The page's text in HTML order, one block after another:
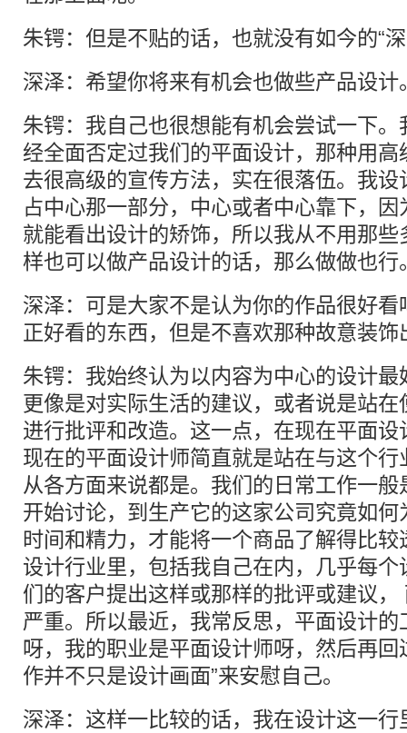
朱锷：但是不贴的话，也就没有如今的“
深泽：希望你将来有机会也做些产品设计
朱锷：我自己也很想能有机会尝试一下
经全面否定过我们的平面设计，那种用
去很高级的宣传方法，实在很落伍。我
占中心那一部分，中心或者中心靠下，
就能看出设计的矫饰，所以我从不用那
样也可以做产品设计的话，那么做做也行
深泽：可是大家不是认为你的作品很好
正好看的东西，但是不喜欢那种故意装
朱锷：我始终认为以内容为中心的设计
更像是对实际生活的建议，或者说是站
进行批评和改造。这一点，在现在平面
现在的平面设计师简直就是站在与这个
从各方面来说都是。我们的日常工作一
开始讨论，到生产它的这家公司究竟如
时间和精力，才能将一个商品了解得比
设计行业里，包括我自己在内，几乎每
们的客户提出这样或那样的批评或建议
严重。所以最近，我常反思，平面设计
呀，我的职业是平面设计师呀，然后再回
作并不只是设计画面”来安慰自己。
深泽：这样一比较的话，我在设计这一